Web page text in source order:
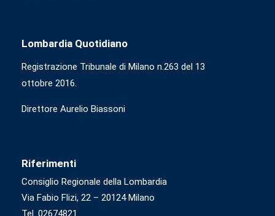
Lombardia Quotidiano
Registrazione Tribunale di Milano n.263 del 13
ottobre 2016.
Direttore Aurelio Biassoni
Riferimenti
Consiglio Regionale della Lombardia
Via Fabio Flizi, 22 – 20124 Milano
Tel. 02674821